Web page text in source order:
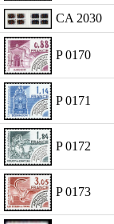
CA 2030
P 0170
P 0171
P 0172
P 0173